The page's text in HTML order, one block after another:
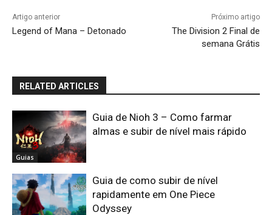
Artigo anterior
Legend of Mana – Detonado
Próximo artigo
The Division 2 Final de
semana Grátis
RELATED ARTICLES
Guias
Guia de Nioh 3 – Como farmar
almas e subir de nível mais rápido
Guia de como subir de nível
rapidamente em One Piece
Odyssey